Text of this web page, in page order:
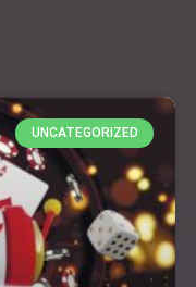
UNCATEGORIZED